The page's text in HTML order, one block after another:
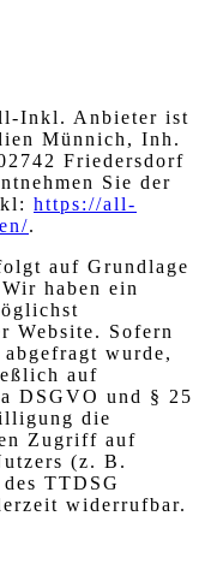
Inkl. Anbieter ist
Münnich, Inh.
Friedersdorf
Sie der
https://all-
.
auf Grundlage
haben ein
Website. Sofern
wurde,
auf
DSGVO und § 25
die
Zugriff auf
(z. B.
TTDSG
widerrufbar.